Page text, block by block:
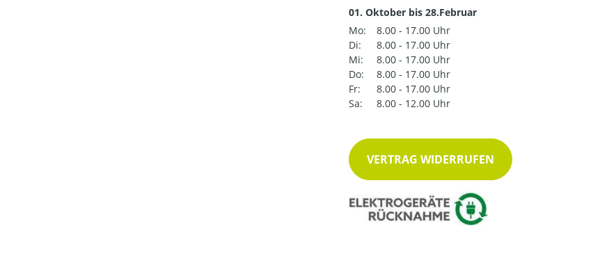
01. Oktober bis 28.Februar
Mo:
8.00 - 17.00 Uhr
Di:
8.00 - 17.00 Uhr
Mi:
8.00 - 17.00 Uhr
Do:
8.00 - 17.00 Uhr
Fr:
8.00 - 17.00 Uhr
Sa:
8.00 - 12.00 Uhr
VERTRAG WIDERRUFEN